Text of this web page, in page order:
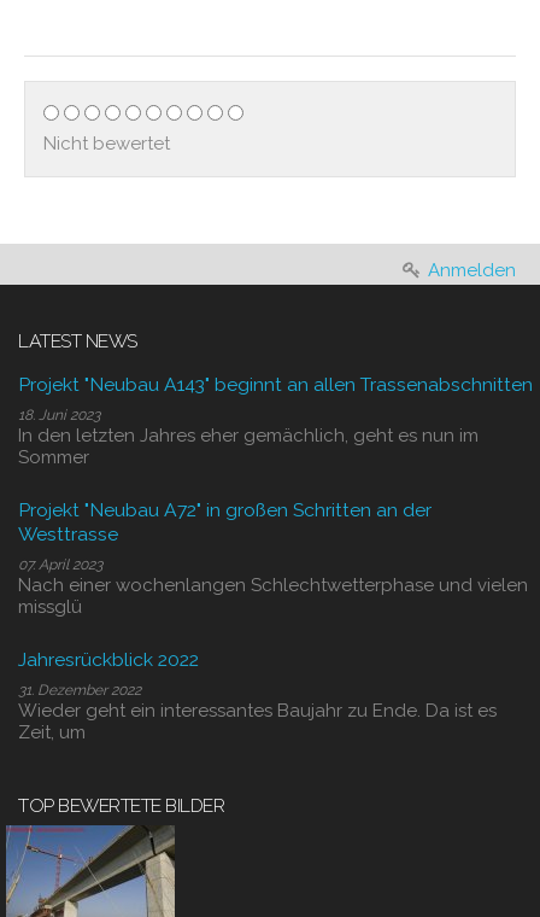
Nicht bewertet
Anmelden
LATEST NEWS
Projekt "Neubau A143" beginnt an allen Trassenabschnitten
18. Juni 2023
In den letzten Jahres eher gemächlich, geht es nun im
Sommer
Projekt "Neubau A72" in großen Schritten an der
Westtrasse
07. April 2023
Nach einer wochenlangen Schlechtwetterphase und vielen
missglü
Jahresrückblick 2022
31. Dezember 2022
Wieder geht ein interessantes Baujahr zu Ende. Da ist es
Zeit, um
TOP BEWERTETE BILDER